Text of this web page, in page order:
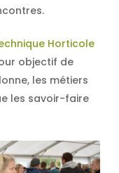
Horticole
objectif de
les métiers
les savoir-faire